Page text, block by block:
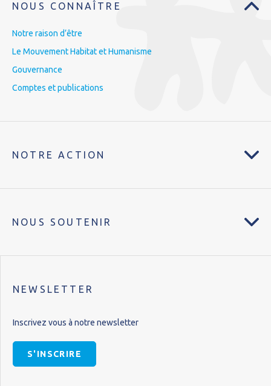
NOUS CONNAÎTRE
Notre raison d’être
Le Mouvement Habitat et Humanisme
Gouvernance
Comptes et publications
NOTRE ACTION
NOUS SOUTENIR
NEWSLETTER
Inscrivez vous à notre newsletter
S'INSCRIRE